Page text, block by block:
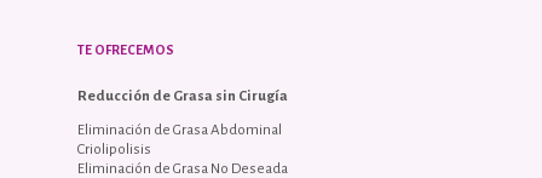
TE OFRECEMOS
Reducción de Grasa sin Cirugía
Eliminación de Grasa Abdominal
Criolipolisis
Eliminación de Grasa No Deseada